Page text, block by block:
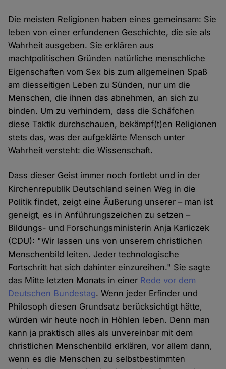
Die meisten Religionen haben eines gemeinsam: Sie
leben von einer erfundenen Geschichte, die sie als
Wahrheit ausgeben. Sie erklären aus
machtpolitischen Gründen natürliche menschliche
Eigenschaften vom Sex bis zum allgemeinen Spaß
am diesseitigen Leben zu Sünden, nur um die
Menschen, die ihnen das abnehmen, an sich zu
binden. Um zu verhindern, dass die Schäfchen
diese Taktik durchschauen, bekämpf(t)en Religionen
stets das, was der aufgeklärte Mensch unter
Wahrheit versteht: die Wissenschaft.
Dass dieser Geist immer noch fortlebt und in der
Kirchenrepublik Deutschland seinen Weg in die
Politik findet, zeigt eine Äußerung unserer – man ist
geneigt, es in Anführungszeichen zu setzen –
Bildungs- und Forschungsministerin Anja Karliczek
(CDU): "Wir lassen uns von unserem christlichen
Menschenbild leiten. Jeder technologische
Fortschritt hat sich dahinter einzureihen." Sie sagte
das Mitte letzten Monats in einer Rede vor dem
Deutschen Bundestag. Wenn jeder Erfinder und
Philosoph diesen Grundsatz berücksichtigt hätte,
würden wir heute noch in Höhlen leben. Denn man
kann ja praktisch alles als unvereinbar mit dem
christlichen Menschenbild erklären, vor allem dann,
wenn es die Menschen zu selbstbestimmten